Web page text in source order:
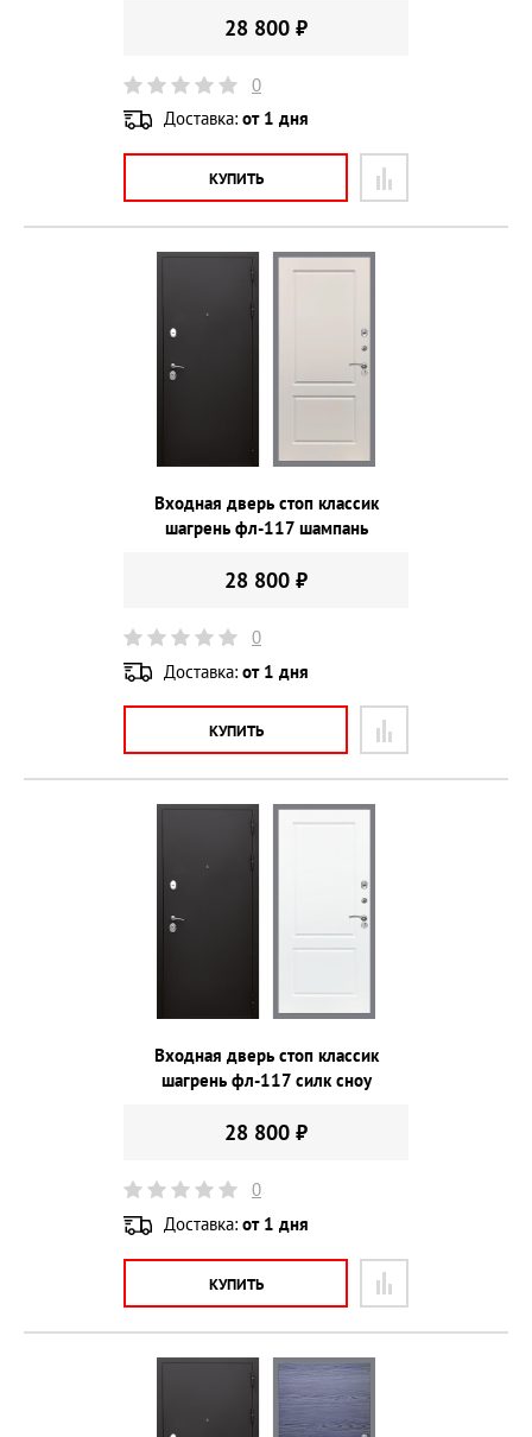
28 800 ₽
0
Доставка: от 1 дня
КУПИТЬ
Входная дверь стоп классик
шагрень фл-117 шампань
28 800 ₽
0
Доставка: от 1 дня
КУПИТЬ
Входная дверь стоп классик
шагрень фл-117 силк сноу
28 800 ₽
0
Доставка: от 1 дня
КУПИТЬ